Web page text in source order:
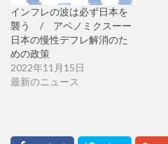
インフレの波は必ず日本を
襲う / アベノミクスーー
日本の慢性デフレ解消のた
めの政策
2022年11月15日
最新のニュース